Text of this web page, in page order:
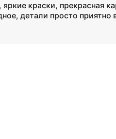
краски, прекрасная
детали просто приятно